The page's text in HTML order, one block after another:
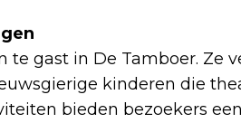
te gast in De Tamboer. Ze
kinderen die
bieden bezoekers